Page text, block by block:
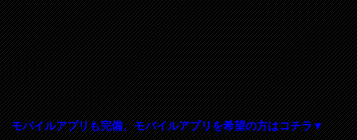
モバイルアプリも完備、モバイルアプリを希望の方はコチラ▼